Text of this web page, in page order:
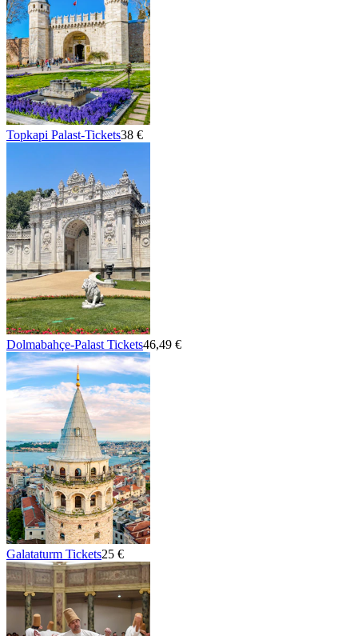
Topkapi Palast-Tickets38 €
Dolmabahçe-Palast Tickets46,49 €
Galataturm Tickets25 €